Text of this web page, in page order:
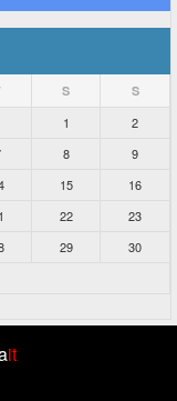
S S
1
2
8
9
15
16
22
23
29
30
it